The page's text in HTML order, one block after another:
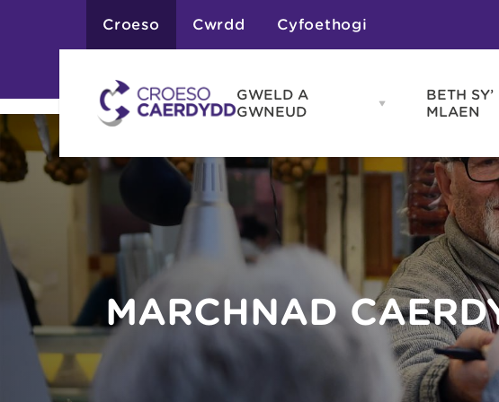
Croeso Cwrdd Cyfoethogi
GWELD A
GWNEUD
Open
GWNEUD
menu
Atyniadau
Gweithgareddau
Adloniant
Chwaraeon
Siopa
Teithiau a Golygfeydd
BETH SY’
MLAEN
MARCHNAD